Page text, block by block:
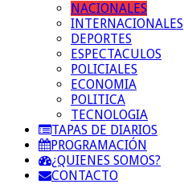
NACIONALES
INTERNACIONALES
DEPORTES
ESPECTACULOS
POLICIALES
ECONOMIA
POLITICA
TECNOLOGIA
TAPAS DE DIARIOS
PROGRAMACIÓN
¿QUIENES SOMOS?
CONTACTO